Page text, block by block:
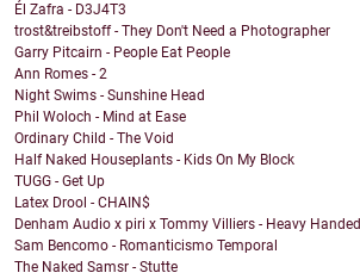
Él Zafra - D3J4T3
trost&treibstoff - They Don't Need a Photographer
Garry Pitcairn - People Eat People
Ann Romes - 2
Night Swims - Sunshine Head
Phil Woloch - Mind at Ease
Ordinary Child - The Void
Half Naked Houseplants - Kids On My Block
TUGG - Get Up
Latex Drool - CHAIN$
Denham Audio x piri x Tommy Villiers - Heavy Handed
Sam Bencomo - Romanticismo Temporal
The Naked Samsr - Stutte